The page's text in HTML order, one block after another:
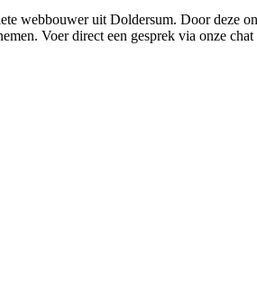
webbouwer uit Doldersum. Door deze
Voer direct een gesprek via onze